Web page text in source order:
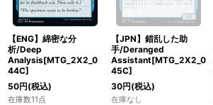
【ENG】綿密な分
析/Deep
Analysis[MTG_2X2_0
44C]
50円(税込)
在庫数11点
【JPN】錯乱した助
手/Deranged
Assistant[MTG_2X2_0
45C]
30円(税込)
在庫なし